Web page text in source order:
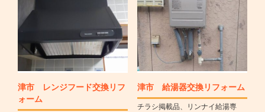
津市 レンジフード交換リフ
ォーム
津市 給湯器交換リフォーム
チラシ掲載品、リンナイ給湯専